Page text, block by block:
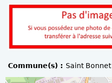
Commune(s) : Saint